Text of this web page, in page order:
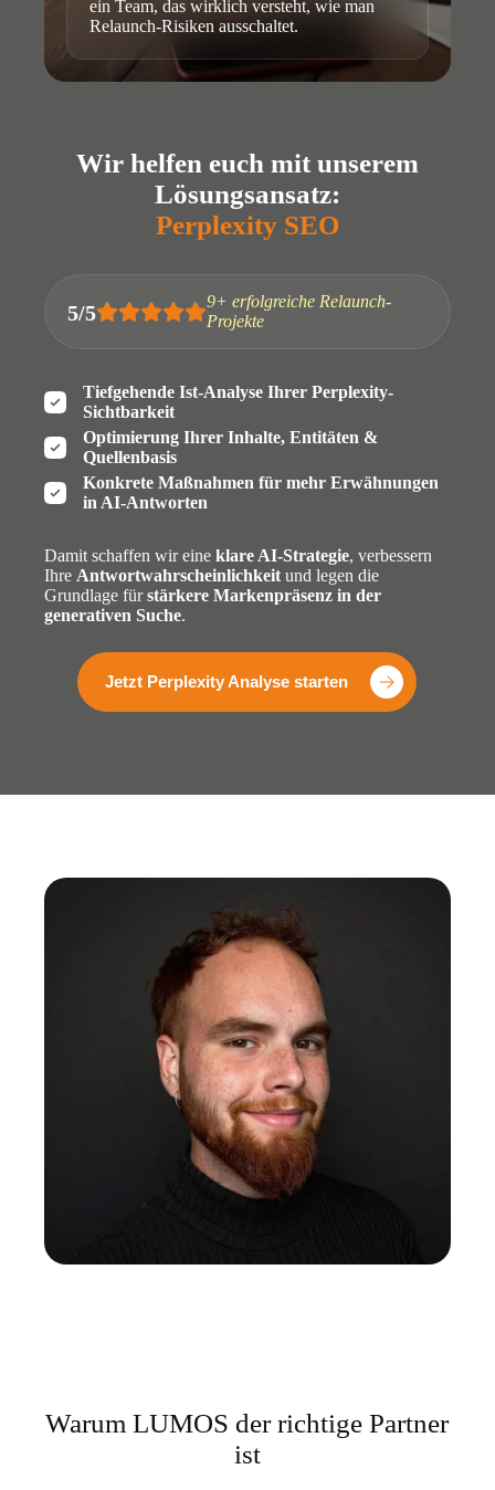
ein Team, das wirklich versteht, wie man
Relaunch-Risiken ausschaltet.
Wir helfen euch mit unserem
Lösungsansatz:
Perplexity SEO
5/5
9+ erfolgreiche Relaunch-
Projekte
Tiefgehende Ist-Analyse Ihrer Perplexity-
Sichtbarkeit
Optimierung Ihrer Inhalte, Entitäten &
Quellenbasis
Konkrete Maßnahmen für mehr Erwähnungen
in AI-Antworten
Damit schaffen wir eineklare AI-Strategie, verbessern
Ihre Antwortwahrscheinlichkeit und legen die
Grundlage fürstärkere Markenpräsenz in der
generativen Suche.
Jetzt Perplexity Analyse starten
Warum LUMOS der richtige Partner
ist